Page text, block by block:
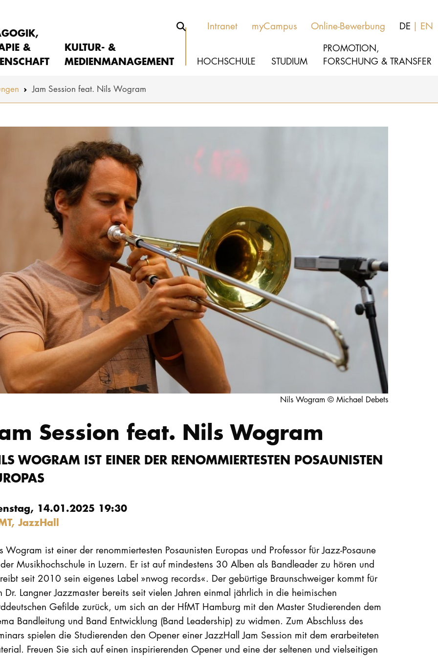
Intranet myCampus Online-Bewerbung DE EN
&
KULTUR- &
MEDIENMANAGEMENT
HOCHSCHULE STUDIUM
PROMOTION,
FORSCHUNG & TRANSFER
Jam Session feat. Nils Wogram
Nils Wogram © Michael Debets
Session feat. Nils Wogram
WOGRAM IST EINER DER RENOMMIERTESTEN POSAUNISTEN
14.01.2025 19:30
JazzHall
Wogram ist einer der renommiertesten Posaunisten Europas und Professor für Jazz-Posaune
Musikhochschule in Luzern. Er ist auf mindestens 30 Alben als Bandleader zu hören und
seit 2010 sein eigenes Label »nwog records«. Der gebürtige Braunschweiger kommt für
Dr. Langner Jazzmaster bereits seit vielen Jahren einmal jährlich in die heimischen
Gefilde zurück, um sich an der HfMT Hamburg mit den Master Studierenden dem
Bandleitung und Band Entwicklung (Band Leadership) zu widmen. Zum Abschluss des
spielen die Studierenden den Opener einer JazzHall Jam Session mit dem erarbeiteten
Freuen Sie sich auf einen inspirierenden Opener und eine der seltenen und vielseitigen
STUDIUM
PROMOTION, FORSCHUNG & TRANSFER
myCampus
Online-Bewerbung